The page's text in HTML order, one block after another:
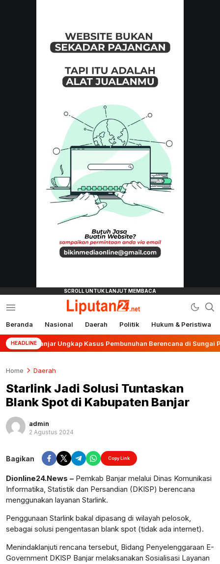
liputan24.net
Beranda Nasional Daerah Politik Hukum & Peristiwa
HEADLINE
Banjar Ungkap Kasus Pembunuhan Berencana di Sungai Pinang
Home Daerah
Starlink Jadi Solusi Tuntaskan
Blank Spot di Kabupaten Banjar
admin
2 Agustus 2024
Bagikan Copy Link
Dionline24.News – Pemkab Banjar melalui Dinas Komunikasi
Informatika, Statistik dan Persandian (DKISP) berencana
menggunakan layanan Starlink.
Penggunaan Starlink bakal dipasang di wilayah pelosok,
sebagai solusi pengentasan blank spot (tidak ada internet).
Menindaklanjuti rencana tersebut, Bidang Penyelenggaraan E-
Government DKISP Banjar melaksanakan Sosialisasi Layanan